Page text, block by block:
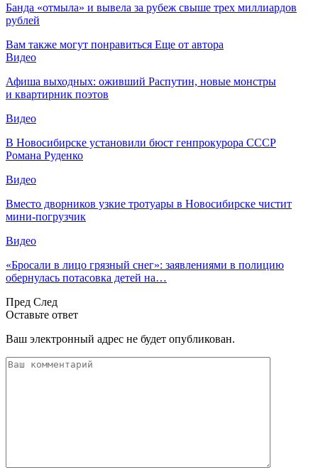
Банда «отмыла» и вывела за рубеж свыше трех миллиардов
рублей
Вам также могут понравиться Еще от автора
Видео
Афиша выходных: оживший Распутин, новые монстры
и квартирник поэтов
Видео
В Новосибирске установили бюст генпрокурора СССР
Романа Руденко
Видео
Вместо дворников узкие тротуары в Новосибирске чистит
мини-погрузчик
Видео
«Бросали в лицо грязный снег»: заявлениями в полицию
обернулась потасовка детей на…
Пред След
Оставьте ответ
Ваш электронный адрес не будет опубликован.